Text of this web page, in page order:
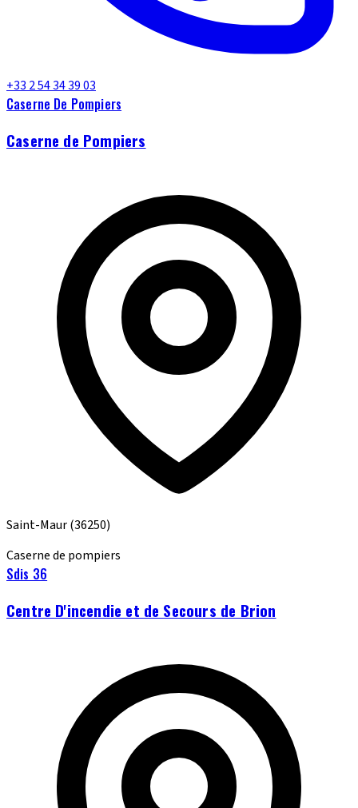
+33 2 54 34 39 03
Caserne De Pompiers
Caserne de Pompiers
Saint-Maur(36250)
Caserne de pompiers
Sdis 36
Centre D'incendie et de Secours de Brion